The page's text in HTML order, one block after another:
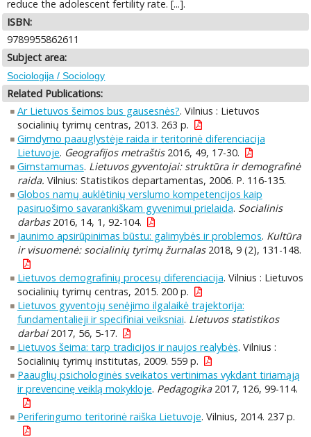
reduce the adolescent fertility rate. [...].
ISBN:
9789955862611
Subject area:
Sociologija / Sociology
Related Publications:
Ar Lietuvos šeimos bus gausesnės?. Vilnius : Lietuvos
socialinių tyrimų centras, 2013. 263 p.
Gimdymo paauglystėje raida ir teritorinė diferenciacija
Lietuvoje. Geografijos metraštis2016, 49, 17-30.
Gimstamumas. Lietuvos gyventojai: struktūra ir demografinė
raida. Vilnius: Statistikos departamentas, 2006. P. 116-135.
Globos namų auklėtinių verslumo kompetencijos kaip
pasiruošimo savarankiškam gyvenimui prielaida. Socialinis
darbas2016, 14, 1, 92-104.
Jaunimo apsirūpinimas būstu: galimybės ir problemos. Kultūra
ir visuomenė: socialinių tyrimų žurnalas2018, 9 (2), 131-148.
Lietuvos demografinių procesų diferenciacija. Vilnius : Lietuvos
socialinių tyrimų centras, 2015. 200 p.
Lietuvos gyventojų senėjimo ilgalaikė trajektorija:
fundamentalieji ir specifiniai veiksniai. Lietuvos statistikos
darbai2017, 56, 5-17.
Lietuvos šeima: tarp tradicijos ir naujos realybės. Vilnius :
Socialinių tyrimų institutas, 2009. 559 p.
Paauglių psichologinės sveikatos vertinimas vykdant tiriamąją
ir prevencinę veiklą mokykloje. Pedagogika2017, 126, 99-114.
Periferingumo teritorinė raiška Lietuvoje. Vilnius, 2014. 237 p.